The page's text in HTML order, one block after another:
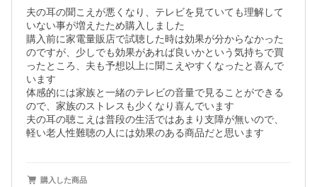
夫の耳の聞こえが悪くなり、テレビを見ていても理解して
いない事が増えたため購入しました
購入前に家電量販店で試聴した時は効果が分からなかった
のですが、少しでも効果があれば良いかという気持ちで買
ったところ、夫も予想以上に聞こえやすくなったと喜んで
います
体感的には家族と一緒のテレビの音量で見ることができる
ので、家族のストレスも少くなり喜んでいます
夫の耳の聴こえは普段の生活ではあまり支障が無いので、
軽い老人性難聴の人には効果のある商品だと思います
購入した商品